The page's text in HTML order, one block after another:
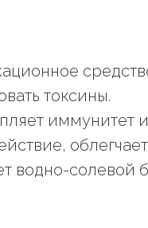
токсины.
иммунитет
водно-солевой